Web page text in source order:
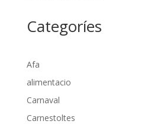
Categoríes
Afa
alimentacio
Carnaval
Carnestoltes